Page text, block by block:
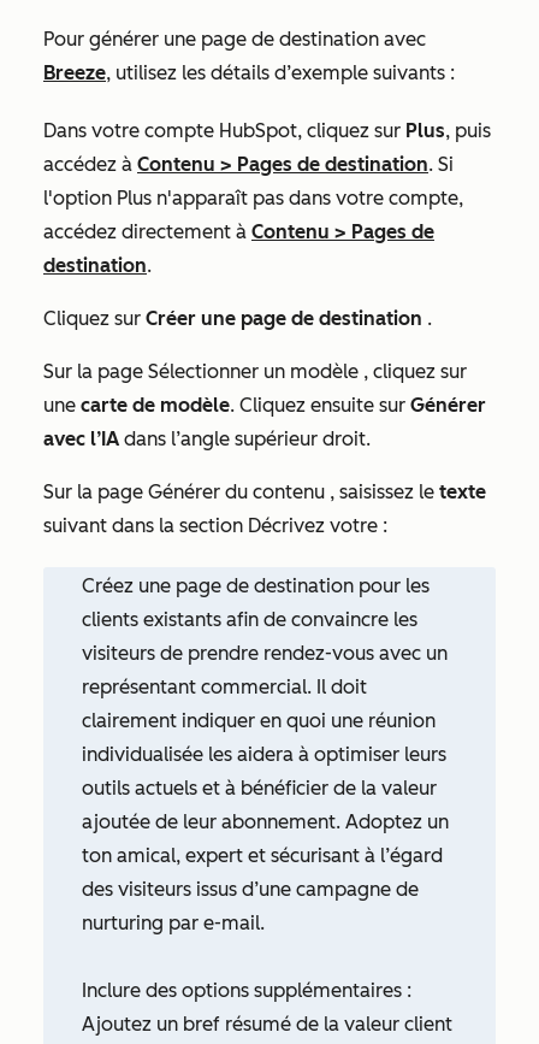
Pour générer une page de destination avec
Breeze, utilisez les détails d’exemple suivants :
Dans votre compte HubSpot, cliquez sur Plus, puis
accédez à Contenu > Pages de destination. Si
l'option Plus n'apparaît pas dans votre compte,
accédez directement à Contenu > Pages de
destination.
Cliquez sur Créer une page de destination .
Sur la page Sélectionner un modèle , cliquez sur
une carte de modèle. Cliquez ensuite sur Générer
avec l’IA dans l’angle supérieur droit.
Sur la page Générer du contenu , saisissez le texte
suivant dans la section Décrivez votre :
Créez une page de destination pour les
clients existants afin de convaincre les
visiteurs de prendre rendez-vous avec un
représentant commercial. Il doit
clairement indiquer en quoi une réunion
individualisée les aidera à optimiser leurs
outils actuels et à bénéficier de la valeur
ajoutée de leur abonnement. Adoptez un
ton amical, expert et sécurisant à l’égard
des visiteurs issus d’une campagne de
nurturing par e-mail.
Inclure des options supplémentaires :
Ajoutez un bref résumé de la valeur client